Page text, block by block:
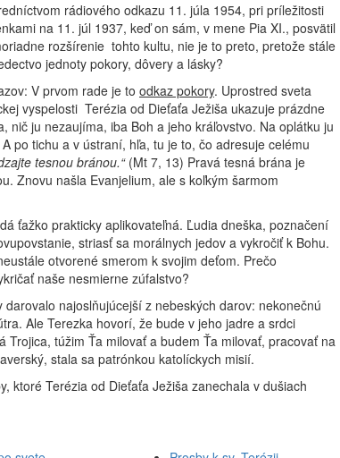
rádiového odkazu 11. júla 1954, pri príležitosti
na 11. júl 1937, keď on sám, v mene Pia XI., posvätil
rozšírenie tohto kultu, nie je to preto, pretože stále
jednoty pokory, dôvery a lásky?
V prvom rade je to odkaz pokory. Uprostred sveta
vyspelosti Terézia od Dieťaťa Ježiša ukazuje prázdne
nič ju nezaujíma, iba Boh a jeho kráľovstvo. Na oplátku ju
po tichu a v ústraní, hľa, tu je to, čo adresuje celému
tesnou bránou.“(Mt 7, 13) Pravá tesná brána je
Znovu našla Evanjelium, ale s koľkým šarmom
ťažko prakticky aplikovateľná. Ľudia dneška, poznačení
striasť sa morálnych jedov a vykročiť k Bohu.
otvorené smerom k svojim deťom. Prečo
naše nesmierne zúfalstvo?
najoslňujúcejší z nebeských darov: nekonečnú
Ale Terezka hovorí, že bude v jeho jadre a srdci
túžim Ťa milovať a budem Ťa milovať, pracovať na
stala sa patrónkou katolíckych misií.
ktoré Terézia od Dieťaťa Ježiša zanechala v dušiach